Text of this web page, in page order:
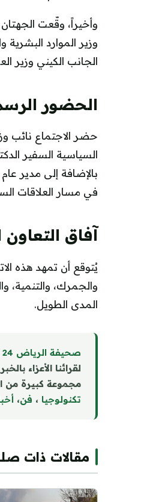
وأخيراً، وقّعت
وزير الموارد البشرية
الجانب الكيني وزير
الحضور
حضر الاجتماع نائب
السياسية السفير
بالإضافة إلى مدير
في مسار العلاقات
آفاق
يُتوقع أن تمهد هذه
والجمرك،
المدى الطويل.
صحيفة الرياض 24
لقرائنا الأعزاء
مجموعة كبيرة من
تكنولوجيا ، فن،
مقالات ذات